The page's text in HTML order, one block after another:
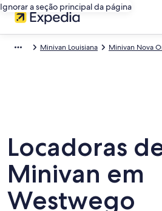
Ignorar a seção principal da página
Minivan Louisiana Minivan Nova
Locadoras
Minivan em
Westwego